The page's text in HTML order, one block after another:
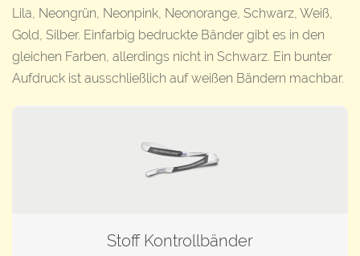
Lila, Neongrün, Neonpink, Neonorange, Schwarz, Weiß,
Gold, Silber. Einfarbig bedruckte Bänder gibt es in den
gleichen Farben, allerdings nicht in Schwarz. Ein bunter
Aufdruck ist ausschließlich auf weißen Bändern machbar.
Stoff Kontrollbänder